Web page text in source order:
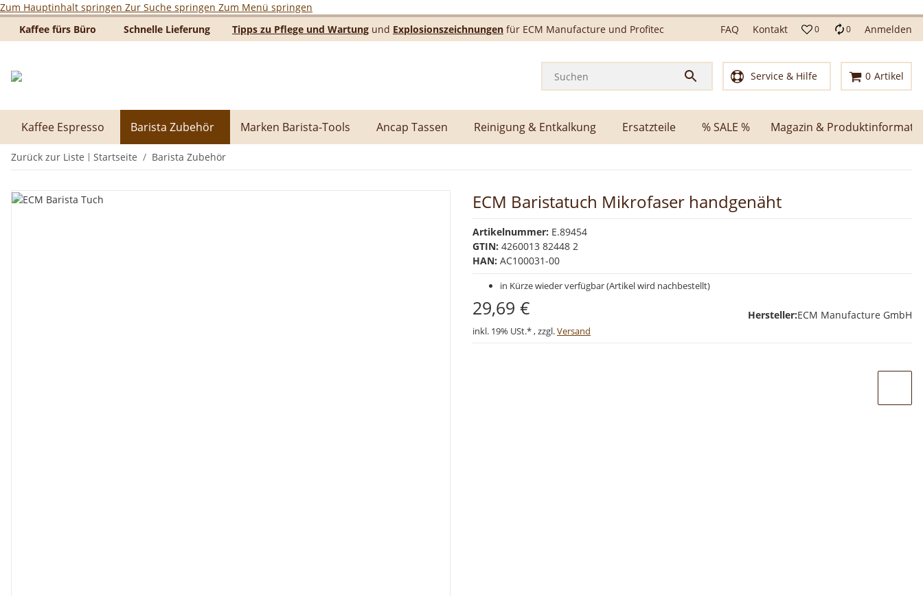
Zum Hauptinhalt springen Zur Suche springen Zum Menü springen
Kaffee fürs Büro
Schnelle Lieferung Tipps zu Pflege und Wartung und Explosionszeichnungen für ECM Manufacture und Profitec FAQ Kontakt 0 0 Anmelden
Service & Hilfe 0 Artikel
Kaffee Espresso Barista Zubehör Marken Barista-Tools Ancap Tassen Reinigung & Entkalkung Ersatzteile % SALE % Magazin &
Zurück zur Liste Startseite Barista Zubehör
ECM Baristatuch Mikrofaser handgenäht
Artikelnummer: E.89454
GTIN: 4260013 82448 2
HAN: AC100031-00
in Kürze wieder verfügbar (Artikel wird nachbestellt)
29,69 €
inkl. 19% USt.* , zzgl.Versand
Hersteller:ECM Manufacture GmbH